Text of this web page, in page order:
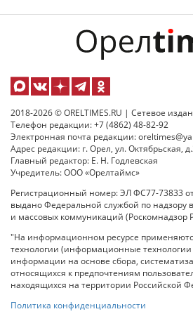
2018-2026 © ORELTIMES.RU | Сетевое
Телефон редакции: +7 (4862) 48-82-92
Электронная почта редакции:
Адрес редакции: г. Орел, ул. Октябрьская,
Главный редактор: Е. Н. Годлевская
Учредитель: ООО «Орелтаймс»
Регистрационный номер: ЭЛ ФС77-73833
выдано Федеральной службой по надзору
и массовых коммуникаций (Роскомнадзор
"На информационном ресурсе
технологии (информационные технологии
информации на основе сбора,
относящихся к предпочтениям
находящихся на территории Российской
Политика конфиденциальности